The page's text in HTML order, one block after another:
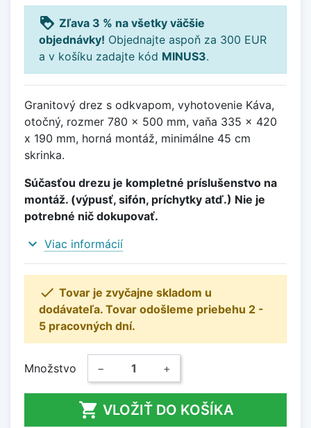
loyalty Zľava 3 % na všetky väčšie
objednávky! Objednajte aspoň za 300 EUR
a v košíku zadajte kód MINUS3.
Granitový drez s odkvapom, vyhotovenie Káva,
otočný, rozmer 780 x 500 mm, vaňa 335 x 420
x 190 mm, horná montáž, minimálne 45 cm
skrinka.
Súčasťou drezu je kompletné príslušenstvo na
montáž. (výpusť, sifón, príchytky atď.) Nie je
potrebné nič dokupovať.
expand_more Viac informácií
 Tovar je zvyčajne skladom u
dodávateľa. Tovar odošleme priebehu 2 -
5 pracovných dní.
Množstvo − +
 VLOŽIŤ DO KOŠÍKA